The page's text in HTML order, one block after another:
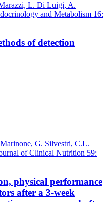
L. Di Luigi, A.
and Metabolism 16:
of detection
G. Silvestri, C.L.
of Clinical Nutrition 59:
physical performance
after a 3-week